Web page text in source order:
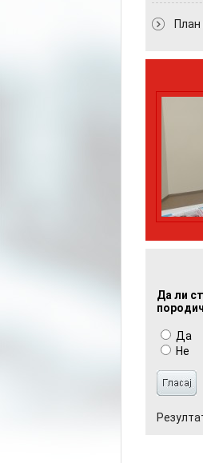
План
Да ли
Да
Не